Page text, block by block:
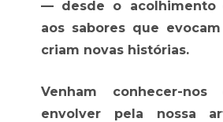
— desde o acolhimento
aos sabores que
criam novas histórias.
Venham conhecer-
envolver pela nossa